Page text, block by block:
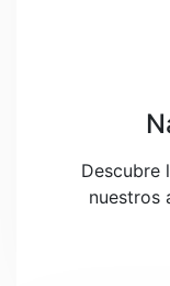
Descubre
nuestros